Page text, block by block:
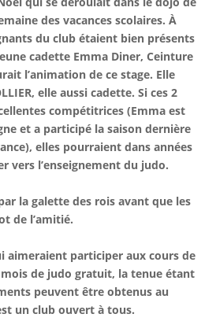
des vacances scolaires. À
du club étaient bien présents
cadette Emma Diner, Ceinture
l’animation de ce stage. Elle
elle aussi cadette. Si ces 2
compétitrices (Emma est
et a participé la saison dernière
elles pourraient dans années
vers l’enseignement du judo.
la galette des rois avant que les
de l’amitié.
aimeraient participer aux cours de
mois de judo gratuit, la tenue étant
peuvent être obtenus au
un club ouvert à tous.